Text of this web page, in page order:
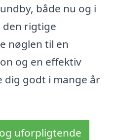
både nu og i
rigtige
nøglen til en
og en effektiv
dig godt i mange år
uforpligtende